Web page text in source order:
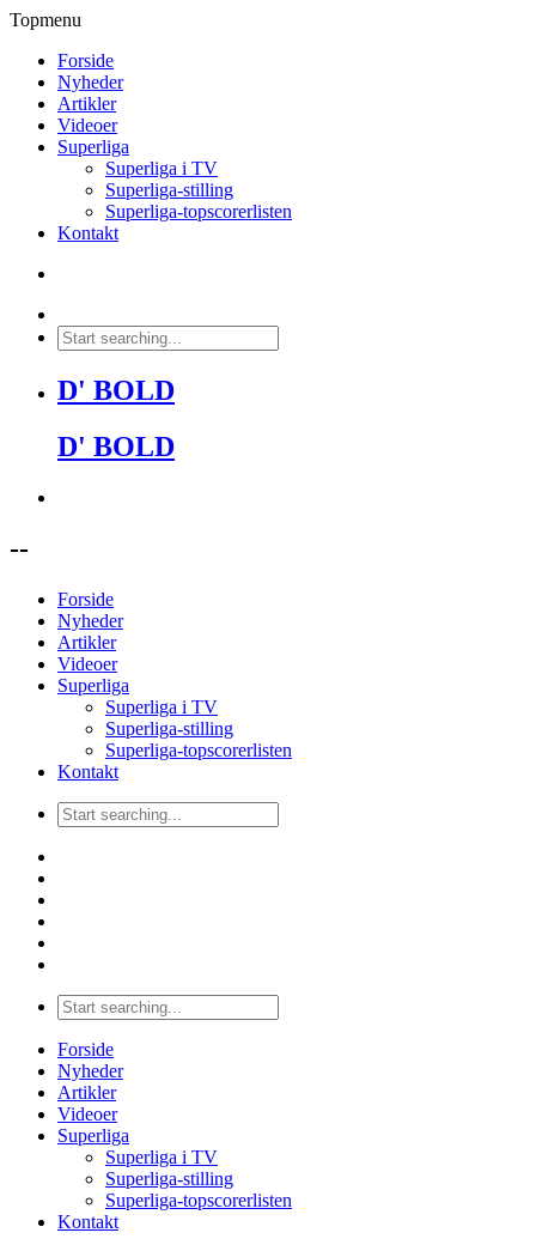
Topmenu
Forside
Nyheder
Artikler
Videoer
Superliga
Superliga i TV
Superliga-stilling
Superliga-topscorerlisten
Kontakt
D' BOLD
D' BOLD
--
Forside
Nyheder
Artikler
Videoer
Superliga
Superliga i TV
Superliga-stilling
Superliga-topscorerlisten
Kontakt
Forside
Nyheder
Artikler
Videoer
Superliga
Superliga i TV
Superliga-stilling
Superliga-topscorerlisten
Kontakt